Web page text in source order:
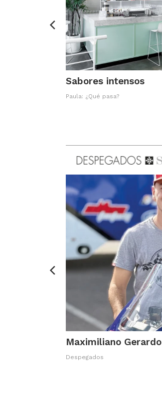
Sabores intensos
Paula: ¿Qué pasa?
Maximiliano Gerardo
Despegados